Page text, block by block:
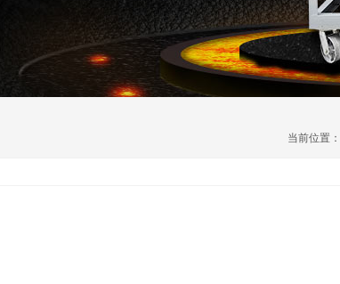
当前位置：